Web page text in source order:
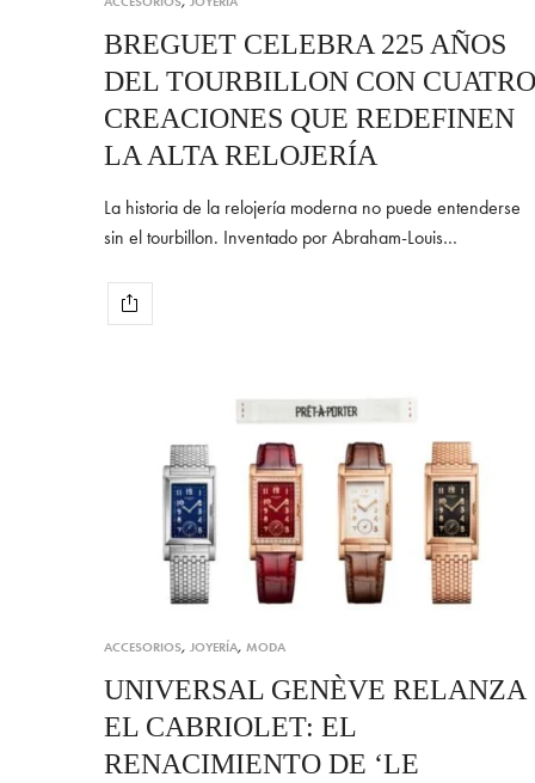
BREGUET CELEBRA 225 AÑOS
DEL TOURBILLON CON CUATRO
CREACIONES QUE REDEFINEN
LA ALTA RELOJERÍA
La historia de la relojería moderna no puede entenderse
sin el tourbillon. Inventado por Abraham-Louis…
ACCESORIOS, JOYERÍA, MODA
UNIVERSAL GENÈVE RELANZA
EL CABRIOLET: EL
RENACIMIENTO DE ‘LE